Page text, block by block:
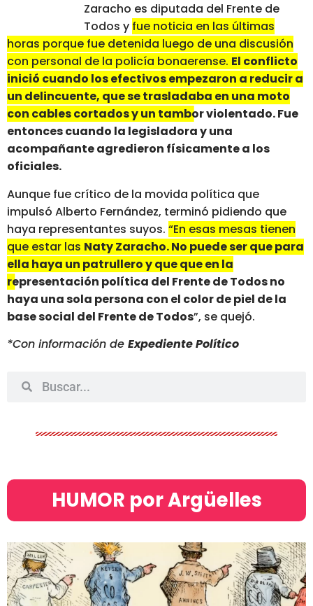
Zaracho es diputada del Frente de
Todos y fue noticia en las últimas
horas porque fue detenida luego de una discusión
con personal de la policía bonaerense. El conflicto
inició cuando los efectivos empezaron a reducir a
un delincuente, que se trasladaba en una moto
con cables cortados y un tambor violentado.Fue
entonces cuando la legisladora y una
acompañante agredieron físicamente a los
oficiales.
Aunque fue crítico de la movida política que
impulsó Alberto Fernández, terminó pidiendo que
haya representantes suyos. “En esas mesas tienen
que estar las Naty Zaracho. No puede ser que para
ella haya un patrullero y que que en la
representación política del Frente de Todos no
haya una sola persona con el color de piel de la
base social del Frente de Todos”, se quejó.
*Con información de Expediente Político
HUMOR por Argüelles​